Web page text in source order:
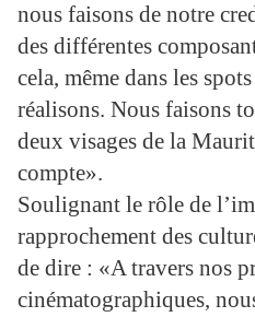
nous faisons de notre
des différentes
cela, même dans les
réalisons. Nous faisons
deux visages de la
compte».
Soulignant le rôle de
rapprochement des
de dire : «A travers nos
cinématographiques,